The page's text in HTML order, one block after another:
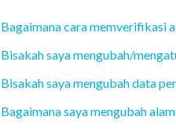
Bagaimana cara memverifikasi
Bisakah saya mengubah/
Bisakah saya mengubah data
Bagaimana saya mengubah